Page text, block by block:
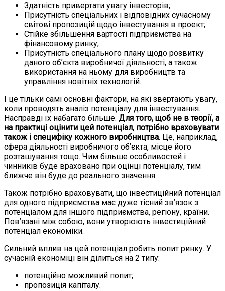
Здатність привертати увагу інвесторів;
Присутність спеціальних і відповідних сучасному
світові пропозицій щодо інвестування в проект;
Стійке збільшення вартості підприємства на
фінансовому ринку;
Присутність спеціального плану щодо розвитку
даного об’єкта виробничої діяльності, а також
використання на ньому для виробництв та
управління новітніх технологій.
І це тільки самі основні фактори, на які звертають увагу,
коли проводять аналіз потенціалу для інвестування.
Насправді їх набагато більше. Для того, щоб не в теорії, а
на практиці оцінити цей потенціал, потрібно враховувати
також і специфіку кожного виробництва. Це, наприклад,
сфера діяльності виробничого об’єкта, місце його
розташування тощо. Чим більше особливостей і
чинників буде враховано при оцінці потенціалу, тим
ближче він буде до реального значення.
Також потрібно враховувати, що інвестиційний потенціал
для одного підприємства має дуже тісний зв’язок з
потенціалом для іншого підприємства, регіону, країни.
Пов’язані між собою, вони утворюють інвестиційний
потенціал економіки.
Сильний вплив на цей потенціал робить попит ринку. У
сучасній економіці він ділиться на 2 типу:
потенційно можливий попит;
пропозиція капіталу.